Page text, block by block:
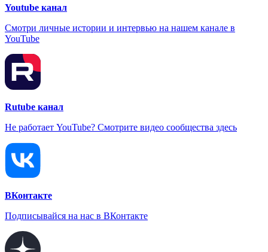
Youtube канал
Смотри личные истории и интервью на нашем канале в
YouTube
Rutube канал
Не работает YouTube? Смотрите видео сообщества здесь
ВКонтакте
Подписывайся на нас в ВКонтакте